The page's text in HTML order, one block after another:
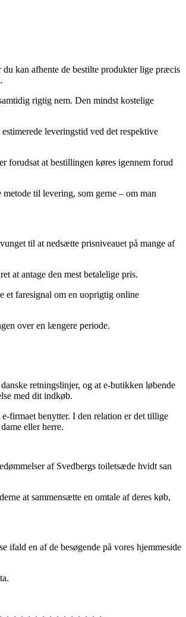
kan afhente de bestilte produkter lige præcis
rigtig nem. Den mindst kostelige
leveringstid ved det respektive
forudsat at bestillingen køres igennem forud
til levering, som gerne – om man
til at nedsætte prisniveauet på mange af
at antage den mest betalelige pris.
et faresignal om en uoprigtig online
over en længere periode.
retningslinjer, og at e-butikken løbende
med dit indkøb.
firmaet benytter. I den relation er det tillige
eller herre.
af Svedbergs toiletsæde hvidt san
at sammensætte en omtale af deres køb,
ifald en af de besøgende på vores hjemmeside